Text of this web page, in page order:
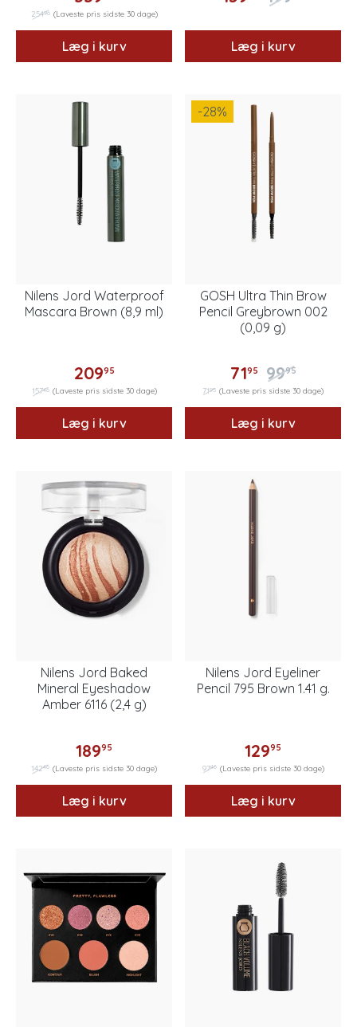
25496 (Laveste pris sidste 30 dage)
Læg i kurv Læg i kurv
Nilens Jord Waterproof
Mascara Brown (8,9 ml)
20995
15746 (Laveste pris sidste 30 dage)
Læg i kurv
-28%
GOSH Ultra Thin Brow
Pencil Greybrown 002
(0,09 g)
7195 9995
7195 (Laveste pris sidste 30 dage)
Læg i kurv
Nilens Jord Baked
Mineral Eyeshadow
Amber 6116 (2,4 g)
18995
14246 (Laveste pris sidste 30 dage)
Læg i kurv
Nilens Jord Eyeliner
Pencil 795 Brown 1.41 g.
12995
9746 (Laveste pris sidste 30 dage)
Læg i kurv